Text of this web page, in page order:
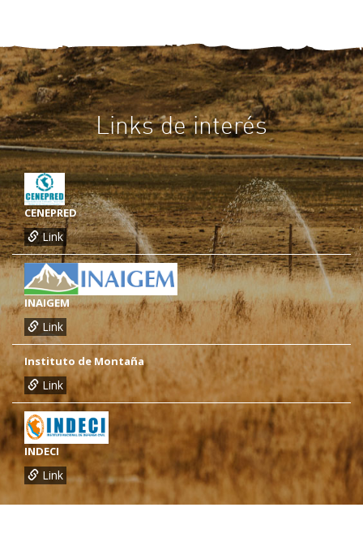
Links de interés
CENEPRED
Link
INAIGEM
Link
Instituto de Montaña
Link
INDECI
Link